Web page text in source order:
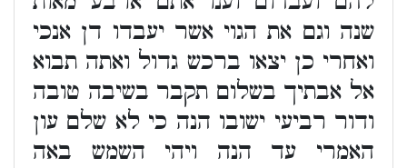
שנה וגם את הגוי אשר יעבדו דן אנכי
ואחרי כן יצאו ברכש גדול ואתה תבוא
אל אבתיך בשלום תקבר בשיבה טובה
ודור רביעי ישובו הנה כי לא שלם עון
האמרי עד הנה ויהי השמש באה